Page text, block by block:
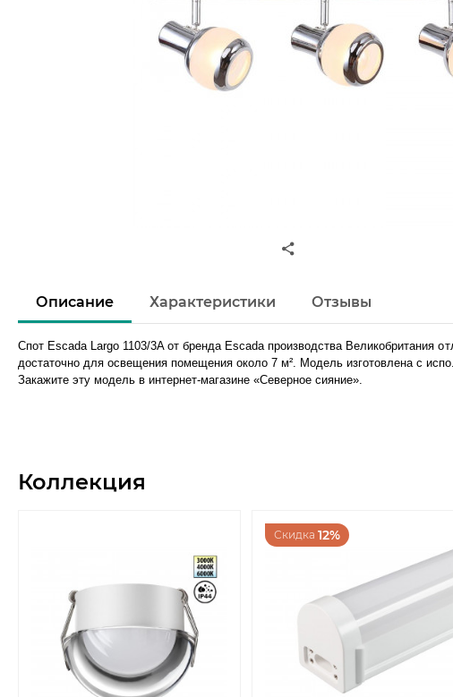
Описание Характеристики Отзывы
Спот Escada Largo 1103/3A от бренда Escada производства Великобритания
достаточно для освещения помещения около 7 м². Модель изготовлена с
Закажите эту модель в интернет-магазине «Северное сияние».
Коллекция
Скидка 12%